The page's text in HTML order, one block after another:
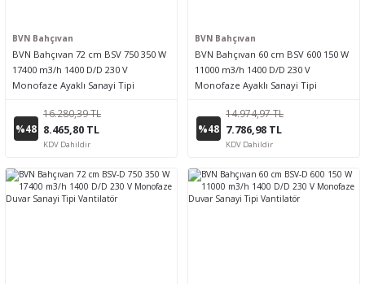
BVN Bahçıvan
BVN Bahçıvan 72 cm BSV 750 350 W
17400 m3/h 1400 D/D 230 V
Monofaze Ayaklı Sanayi Tipi
%48
16.280,39 TL
8.465,80 TL
KDV Dahildir
BVN Bahçıvan
BVN Bahçıvan 60 cm BSV 600 150 W
11000 m3/h 1400 D/D 230 V
Monofaze Ayaklı Sanayi Tipi
%48
14.974,97 TL
7.786,98 TL
KDV Dahildir